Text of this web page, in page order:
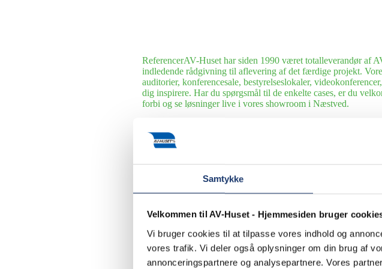
Samtykke
Velkommen til AV-Huset - Hjemmesiden bruger
Vi bruger cookies til at tilpasse vores indhold og
vores trafik. Vi deler også oplysninger om din brug af
annonceringspartnere og analysepartnere. Vores
ReferencerAV-Huset har siden 1990 været totalleverandør af
indledende rådgivning til aflevering af det færdige projekt.
auditorier, konferencesale, bestyrelseslokaler,
dig inspirere. Har du spørgsmål til de enkelte cases, er du
forbi og se løsninger live i vores showroom i Næstved.
Siden 1990 har AV-Huset leveret og installeret
udvalgte cases.
Vi leverer teknikken til
række museer, udstillinger og sportsklubber. Her kan du gå på
Siden 1990 har AV-Huset leveret og installeret
om driftssikre kommunikationsløsninger til erhvervslivet.
Export
AV-Huset har leveret og installeret mange forskellige
I AV-Huset klarer vi alle slags udlejningsopgaver
privatkunder. Her følger et lille udsnit af udvalgte cases.